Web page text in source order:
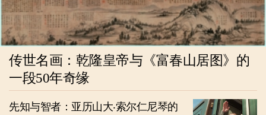
传世名画：乾隆皇帝与《富春山居图》的
一段50年奇缘
先知与智者：亚历山大‧索尔仁尼琴的